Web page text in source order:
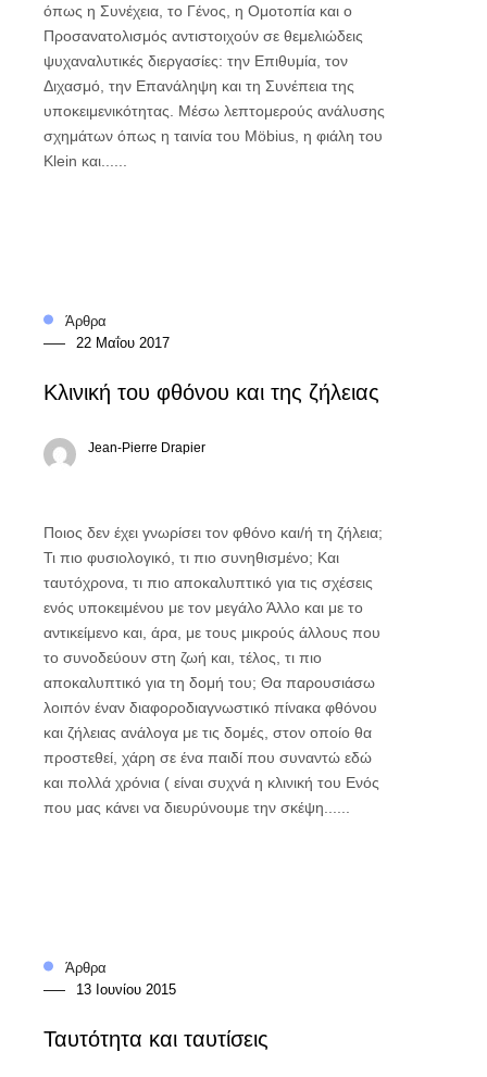
όπως η Συνέχεια, το Γένος, η Ομοτοπία και ο
Προσανατολισμός αντιστοιχούν σε θεμελιώδεις
ψυχαναλυτικές διεργασίες: την Επιθυμία, τον
Διχασμό, την Επανάληψη και τη Συνέπεια της
υποκειμενικότητας. Μέσω λεπτομερούς ανάλυσης
σχημάτων όπως η ταινία του Möbius, η φιάλη του
Klein και......
Άρθρα
22 Μαΐου 2017
Κλινική του φθόνου και της ζήλειας
Jean-Pierre Drapier
Ποιος δεν έχει γνωρίσει τον φθόνο και/ή τη ζήλεια;
Τι πιο φυσιολογικό, τι πιο συνηθισμένο; Και
ταυτόχρονα, τι πιο αποκαλυπτικό για τις σχέσεις
ενός υποκειμένου με τον μεγάλο Άλλο και με το
αντικείμενο και, άρα, με τους μικρούς άλλους που
το συνοδεύουν στη ζωή και, τέλος, τι πιο
αποκαλυπτικό για τη δομή του; Θα παρουσιάσω
λοιπόν έναν διαφοροδιαγνωστικό πίνακα φθόνου
και ζήλειας ανάλογα με τις δομές, στον οποίο θα
προστεθεί, χάρη σε ένα παιδί που συναντώ εδώ
και πολλά χρόνια ( είναι συχνά η κλινική του Ενός
που μας κάνει να διευρύνουμε την σκέψη......
Άρθρα
13 Ιουνίου 2015
Ταυτότητα και ταυτίσεις